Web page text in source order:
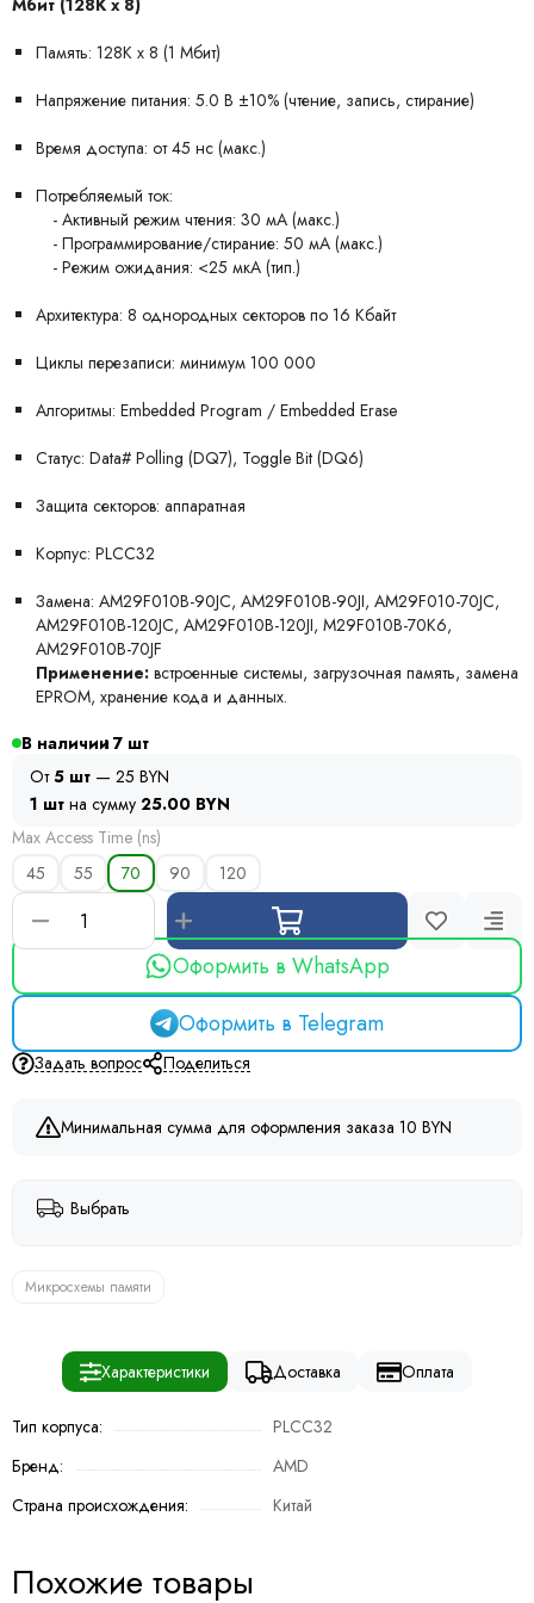
Мбит (128K x 8)
Память: 128K x 8 (1 Мбит)
Напряжение питания: 5.0 В ±10% (чтение, запись, стирание)
Время доступа: от 45 нс (макс.)
Потребляемый ток:
- Активный режим чтения: 30 мА (макс.)
- Программирование/стирание: 50 мА (макс.)
- Режим ожидания: <25 мкА (тип.)
Архитектура: 8 однородных секторов по 16 Кбайт
Циклы перезаписи: минимум 100 000
Алгоритмы: Embedded Program / Embedded Erase
Статус: Data# Polling (DQ7), Toggle Bit (DQ6)
Защита секторов: аппаратная
Корпус: PLCC32
Замена: AM29F010B-90JC, AM29F010B-90JI, AM29F010-70JC,
AM29F010B-120JC, AM29F010B-120JI, M29F010B-70K6,
AM29F010B-70JF
Применение: встроенные системы, загрузочная память, замена
EPROM, хранение кода и данных.
В наличии 7
От5 шт — 25 BYN
1 шт на сумму 25.00 BYN
Max Access Time (ns)
45
55 70 90 120
Оформить в WhatsApp
Оформить в Telegram
Задать вопрос Поделиться
Минимальная сумма для оформления заказа 10 BYN
Выбрать
Микросхемы памяти
Характеристики Доставка Оплата
Тип корпуса:
PLCC32
Бренд:
AMD
Страна происхождения:
Китай
Похожие товары